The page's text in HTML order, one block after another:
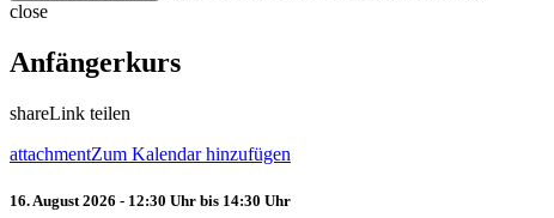
close
Anfängerkurs
shareLink teilen
attachmentZum Kalendar hinzufügen
16. August 2026 - 12:30 Uhr bis 14:30 Uhr